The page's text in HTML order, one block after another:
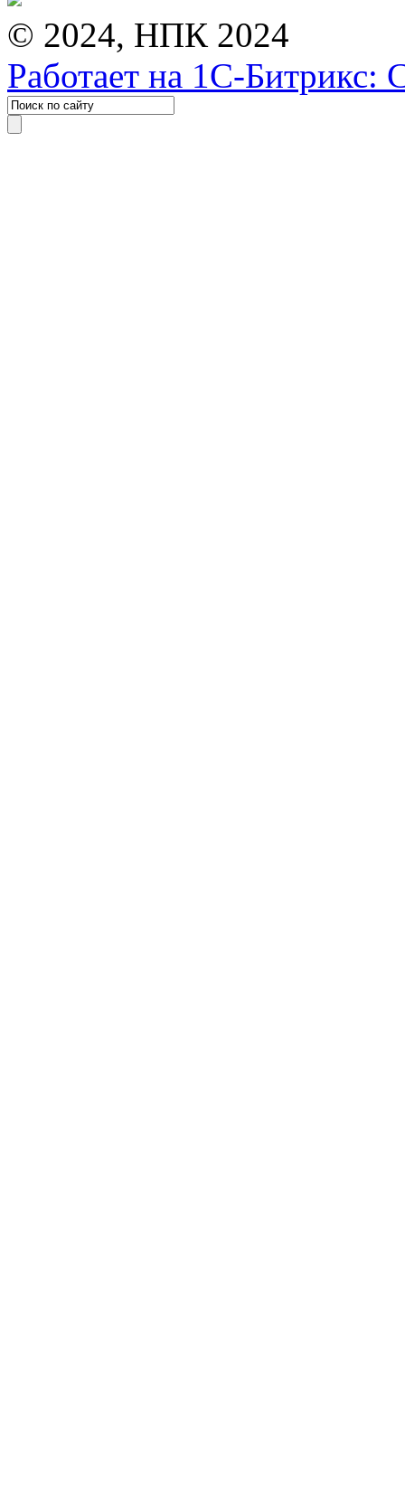
© 2024, НПК 2024
Работает на 1С-Битрикс: